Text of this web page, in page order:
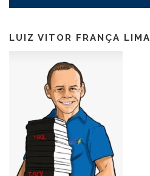
LUIZ VITOR FRANÇA LIMA